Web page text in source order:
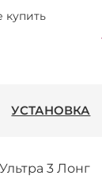
купить
УСТАНОВКА
3 Лонг